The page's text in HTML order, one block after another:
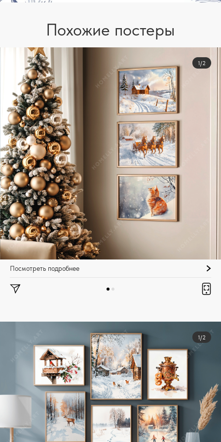
Похожие постеры
1/2
Посмотреть подробнее
1/2